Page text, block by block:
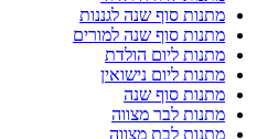
מתנות סוף שנה לגננות
מתנות סוף שנה למורים
מתנות ליום הולדת
מתנות ליום נישואין
מתנות סוף שנה
מתנות לבר מצווה
מתנות לבת מצווה